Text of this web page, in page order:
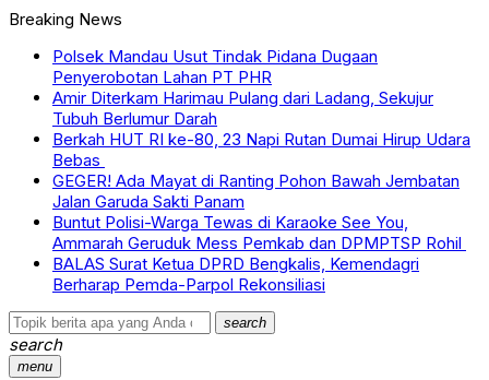
Breaking News
Polsek Mandau Usut Tindak Pidana Dugaan
Penyerobotan Lahan PT PHR
Amir Diterkam Harimau Pulang dari Ladang, Sekujur
Tubuh Berlumur Darah
Berkah HUT RI ke-80, 23 Napi Rutan Dumai Hirup Udara
Bebas
GEGER! Ada Mayat di Ranting Pohon Bawah Jembatan
Jalan Garuda Sakti Panam
Buntut Polisi-Warga Tewas di Karaoke See You,
Ammarah Geruduk Mess Pemkab dan DPMPTSP Rohil
BALAS Surat Ketua DPRD Bengkalis, Kemendagri
Berharap Pemda-Parpol Rekonsiliasi
search
search
menu